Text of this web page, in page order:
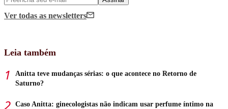
Ver todas as newsletters
Leia também
Anitta teve mudanças sérias: o que acontece no Retorno de
Saturno?
Caso Anitta: ginecologistas não indicam usar perfume íntimo na